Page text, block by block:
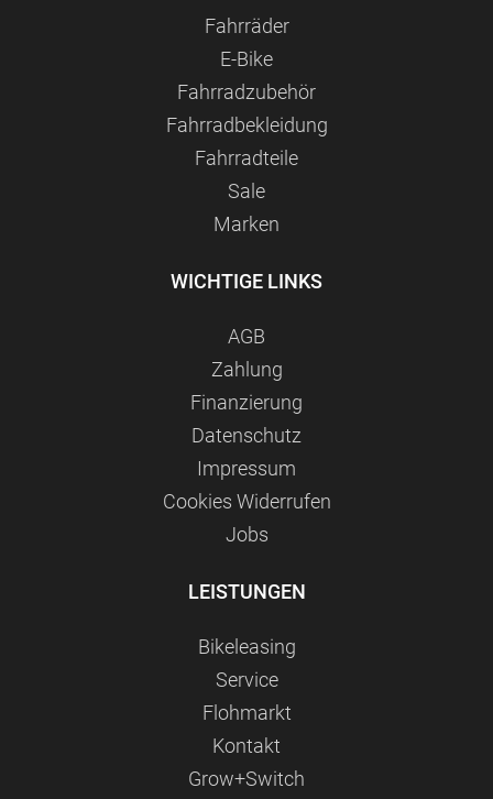
Fahrräder
E-Bike
Fahrradzubehör
Fahrradbekleidung
Fahrradteile
Sale
Marken
WICHTIGE LINKS
AGB
Zahlung
Finanzierung
Datenschutz
Impressum
Сookies Widerrufen
Jobs
LEISTUNGEN
Bikeleasing
Service
Flohmarkt
Kontakt
Grow+Switch